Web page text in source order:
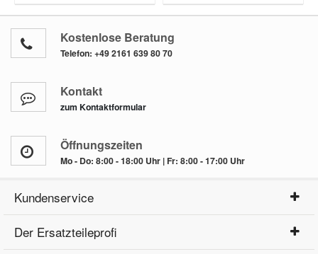
Kostenlose Beratung
Telefon: +49 2161 639 80 70
Kontakt
zum Kontaktformular
Öffnungszeiten
Mo - Do: 8:00 - 18:00 Uhr | Fr: 8:00 - 17:00 Uhr
Kundenservice
Der Ersatzteileprofi